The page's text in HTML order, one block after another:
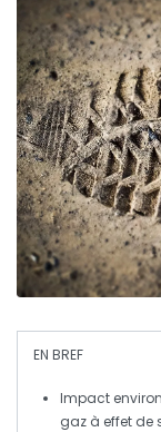
EN BREF
Impact
gaz à effet de